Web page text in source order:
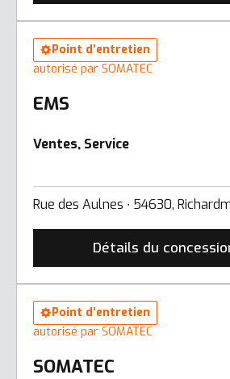
Point d’entretien
autorisé par SOMATEC
EMS
Ventes, Service
Rue des Aulnes ∙ 54630,
Détails du
Point d’entretien
autorisé par SOMATEC
SOMATEC